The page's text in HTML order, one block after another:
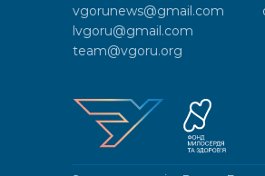
vgorunews@gmail.com
lvgoru@gmail.com
team@vgoru.org